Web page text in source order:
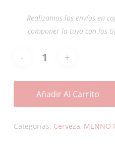
Realizamos los envíos en
componer la tuya con los
Añadir Al Carrito
Categorías: Cerveza, MENNO